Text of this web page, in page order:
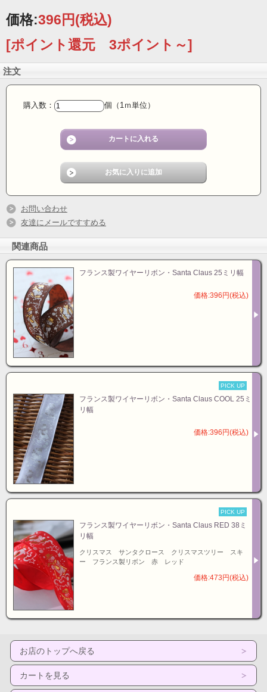
価格:396円(税込)
[ポイント還元 3ポイント～]
注文
購入数： 個（1ｍ単位）
お問い合わせ
友達にメールですすめる
関連商品
フランス製ワイヤーリボン・Santa Claus 25ミリ幅
価格:396円(税込)
PICK UP
フランス製ワイヤーリボン・Santa Claus COOL 25ミ
リ幅
価格:396円(税込)
PICK UP
フランス製ワイヤーリボン・Santa Claus RED 38ミ
リ幅
クリスマス サンタクロース クリスマスツリー スキ
ー フランス製リボン 赤 レッド
価格:473円(税込)
お店のトップへ戻る
カートを見る